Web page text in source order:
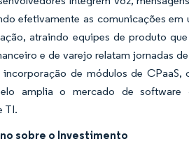
efetivamente as comunicações
atraindo equipes de produto
e de varejo relatam jornadas
de módulos de
amplia o mercado de software
TI.
sobre o Investimento